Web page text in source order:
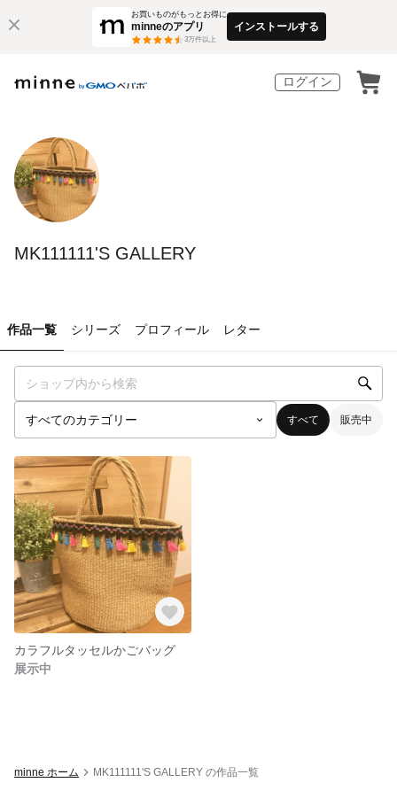
お買いものがもっとお得に
minneのアプリ
3万件以上
インストールする
ログイン
MK111111'S GALLERY
作品一覧 シリーズ プロフィール レター
すべて 販売中
カラフルタッセルかごバッグ
展示中
minne ホーム MK111111'S GALLERY の作品一覧